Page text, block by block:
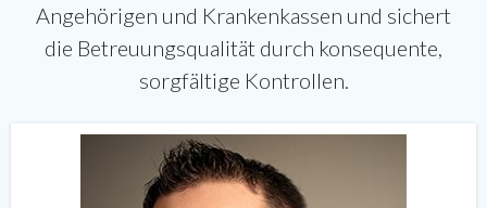
Angehörigen und Krankenkassen und sichert
die Betreuungsqualität durch konsequente,
sorgfältige Kontrollen.